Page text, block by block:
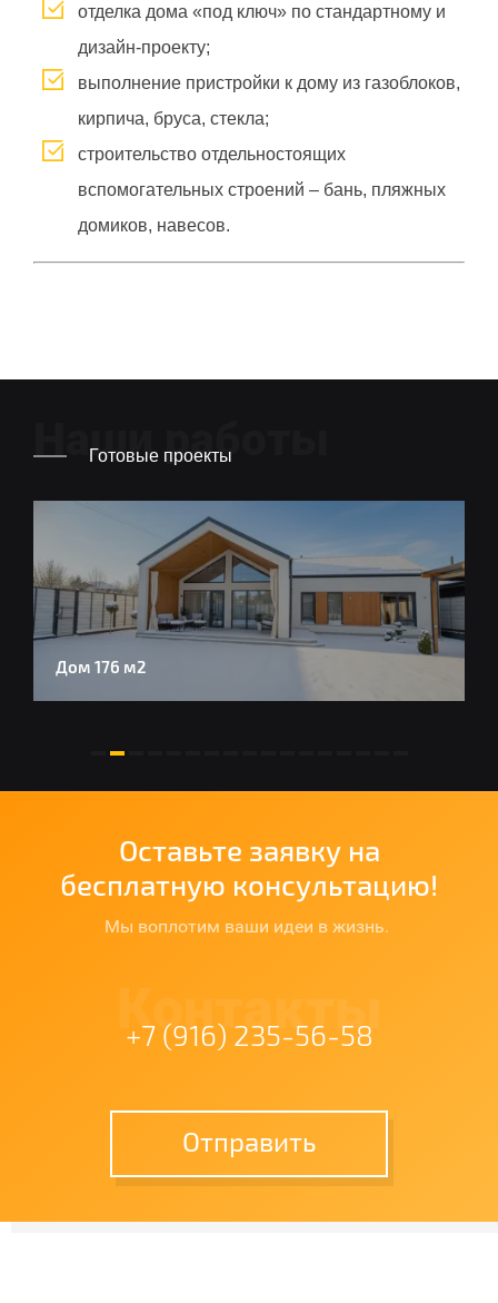
отделка дома «под ключ» по стандартному и
дизайн-проекту;
выполнение пристройки к дому из газоблоков,
кирпича, бруса, стекла;
строительство отдельностоящих
вспомогательных строений – бань, пляжных
домиков, навесов.
Наши работы
Готовые проекты
Дом 176 м2
Оставьте заявку на
бесплатную консультацию!
Мы воплотим ваши идеи в жизнь.
Контакты
+7 (916) 235-56-58
Отправить